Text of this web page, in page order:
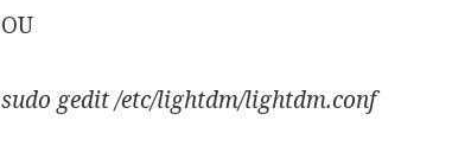
OU
sudo gedit /etc/lightdm/lightdm.conf